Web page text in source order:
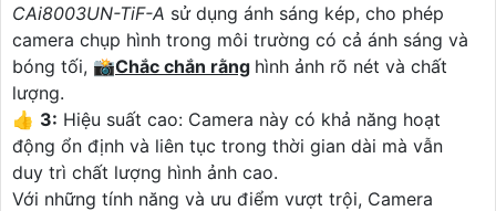
CAi8003UN-TiF-A sử dụng ánh sáng kép, cho phép
camera chụp hình trong môi trường có cả ánh sáng và
bóng tối, 📸Chắc chắn rằng hình ảnh rõ nét và chất
lượng.
👍 3: Hiệu suất cao: Camera này có khả năng hoạt
động ổn định và liên tục trong thời gian dài mà vẫn
duy trì chất lượng hình ảnh cao.
Với những tính năng và ưu điểm vượt trội, Camera